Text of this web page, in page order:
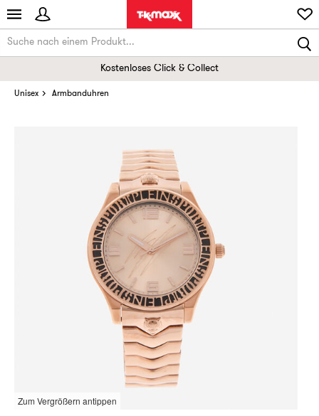
Kostenloses Click & Collect
Unisex Armbanduhren
Zum Vergrößern antippen